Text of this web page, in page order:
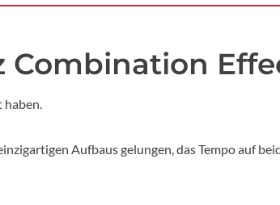
Combination
haben.
Aufbaus gelungen, das Tempo auf